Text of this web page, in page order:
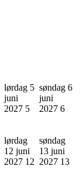
lørdag 5
juni
2027 5
søndag 6
juni
2027 6
lørdag
12 juni
2027 12
søndag
13 juni
2027 13